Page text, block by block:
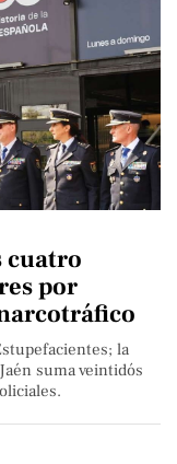
cuatro
por
la
suma veintidós